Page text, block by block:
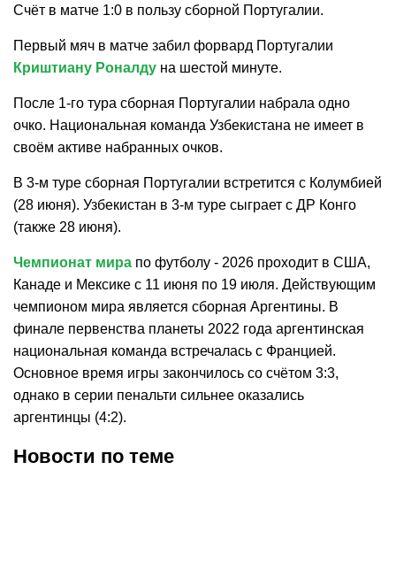
Счёт в матче 1:0 в пользу сборной Португалии.
Первый мяч в матче забил форвард Португалии
Криштиану Роналду на шестой минуте.
После 1-го тура сборная Португалии набрала одно
очко. Национальная команда Узбекистана не имеет в
своём активе набранных очков.
В 3-м туре сборная Португалии встретится с Колумбией
(28 июня). Узбекистан в 3-м туре сыграет с ДР Конго
(также 28 июня).
Чемпионат мира по футболу - 2026 проходит в США,
Канаде и Мексике с 11 июня по 19 июля. Действующим
чемпионом мира является сборная Аргентины. В
финале первенства планеты 2022 года аргентинская
национальная команда встречалась с Францией.
Основное время игры закончилось со счётом 3:3,
однако в серии пенальти сильнее оказались
аргентинцы (4:2).
Новости по теме